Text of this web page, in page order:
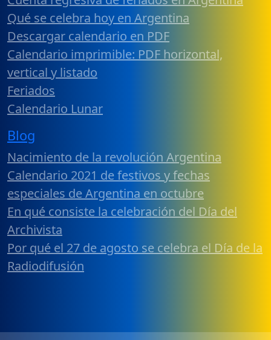
Qué se celebra hoy en Argentina
Descargar calendario en PDF
Calendario imprimible: PDF horizontal,
vertical y listado
Feriados
Calendario Lunar
Blog
Nacimiento de la revolución Argentina
Calendario 2021 de festivos y fechas
especiales de Argentina en octubre
En qué consiste la celebración del Día del
Archivista
Por qué el 27 de agosto se celebra el Día de la
Radiodifusión